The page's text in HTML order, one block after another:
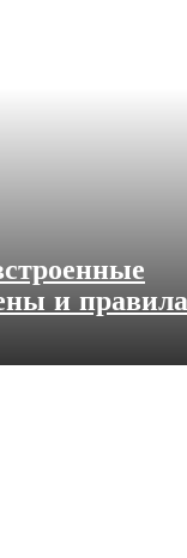
и правила